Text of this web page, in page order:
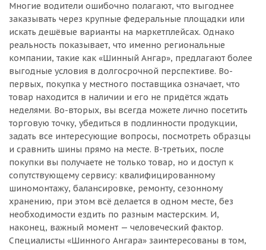
Многие водители ошибочно полагают, что выгоднее
заказывать через крупные федеральные площадки или
искать дешёвые варианты на маркетплейсах. Однако
реальность показывает, что именно региональные
компании, такие как «Шинный Ангар», предлагают более
выгодные условия в долгосрочной перспективе. Во-
первых, покупка у местного поставщика означает, что
товар находится в наличии и его не придётся ждать
неделями. Во-вторых, вы всегда можете лично посетить
торговую точку, убедиться в подлинности продукции,
задать все интересующие вопросы, посмотреть образцы
и сравнить шины прямо на месте. В-третьих, после
покупки вы получаете не только товар, но и доступ к
сопутствующему сервису: квалифицированному
шиномонтажу, балансировке, ремонту, сезонному
хранению, при этом всё делается в одном месте, без
необходимости ездить по разным мастерским. И,
наконец, важный момент — человеческий фактор.
Специалисты «Шинного Ангара» заинтересованы в том,